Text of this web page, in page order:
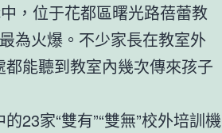
位于花都區曙光路蓓蕾教
為火爆。不少家長在教室外
能聽到教室內幾次傳來孩子
家“雙有”“雙無”校外培訓機